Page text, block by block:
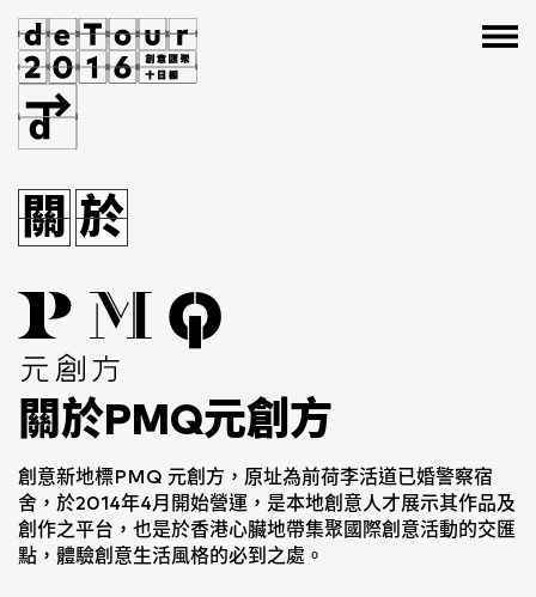
關
邊
邊
關 於
座
座
於
關於PMQ元創方
創意新地標PMQ 元創方，原址為前荷李活道已婚警察宿
舍，於2014年4月開始營運，是本地創意人才展示其作品及
創作之平台，也是於香港心臟地帶集聚國際創意活動的交匯
點，體驗創意生活風格的必到之處。